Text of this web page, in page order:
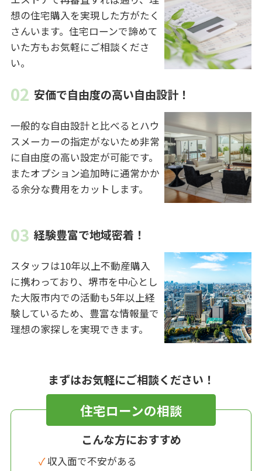
想の住宅購入を実現した方がたく
さんいます。住宅ローンで諦めて
いた方もお気軽にご相談くださ
い。
安価で自由度の高い自由設計！
一般的な自由設計と比べるとハウ
スメーカーの指定がないため非常
に自由度の高い設定が可能です。
またオプション追加時に通常かか
る余分な費用をカットします。
経験豊富で地域密着！
スタッフは10年以上不動産購入
に携わっており、堺市を中心とし
た大阪市内での活動も5年以上経
験しているため、豊富な情報量で
理想の家探しを実現できます。
まずはお気軽にご相談ください！
住宅ローンの相談
こんな方におすすめ
✓ 収入面で不安がある